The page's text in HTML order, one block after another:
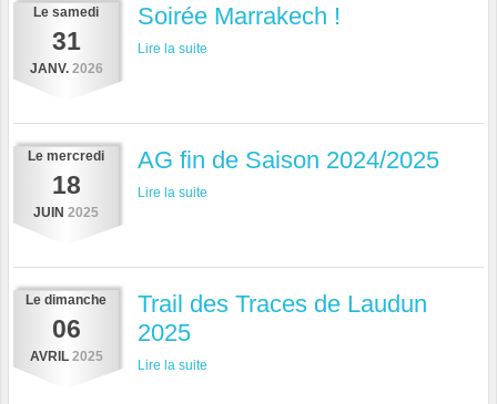
Le samedi
31
JANV. 2026
Soirée Marrakech !
Lire la suite
Le mercredi
18
JUIN 2025
AG fin de Saison 2024/2025
Lire la suite
Le dimanche
06
AVRIL 2025
Trail des Traces de Laudun
2025
Lire la suite